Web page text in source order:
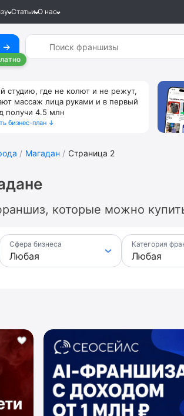
Статьи О нас
→
студию, где не колют и не режут,
массаж лица руками и в первый
получи 4.5 млн
бизнес-план ↓
Магадан Страница 2
которые можно
Сфера бизнеса Категория